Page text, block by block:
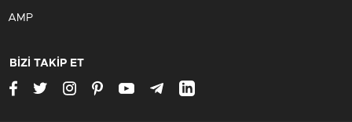
AMP
BİZİ TAKİP ET